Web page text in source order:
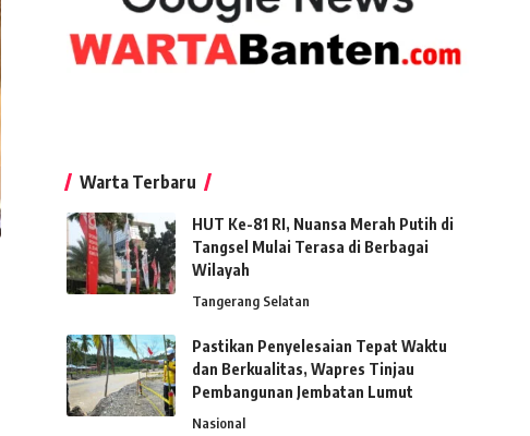
Warta Terbaru
HUT Ke-81 RI, Nuansa Merah Putih di
Tangsel Mulai Terasa di Berbagai
Wilayah
Tangerang Selatan
Pastikan Penyelesaian Tepat Waktu
dan Berkualitas, Wapres Tinjau
Pembangunan Jembatan Lumut
Nasional